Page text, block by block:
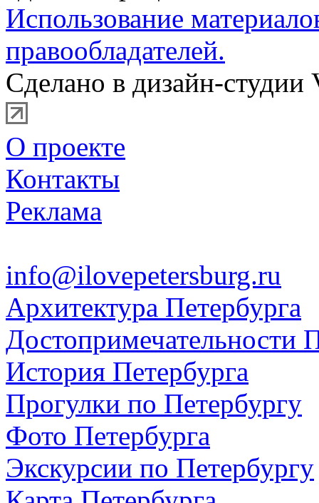
Использование
правообладателей.
Сделано в дизайн-студии
О проекте
Контакты
Реклама
info@ilovepetersburg.ru
Архитектура Петербурга
Достопримечательности
История Петербурга
Прогулки по Петербургу
Фото Петербурга
Экскурсии по Петербургу